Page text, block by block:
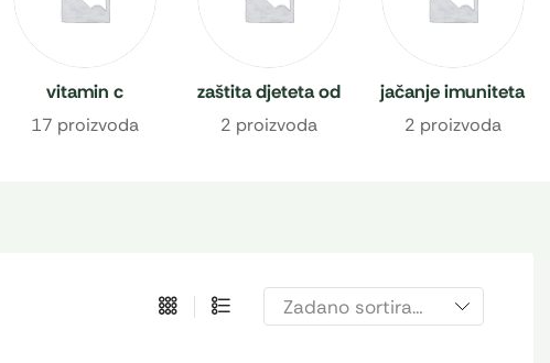
vitamin c
17 proizvoda
zaštita djeteta od
prehlade
2 proizvoda
jačanje imuniteta
2 proizvoda